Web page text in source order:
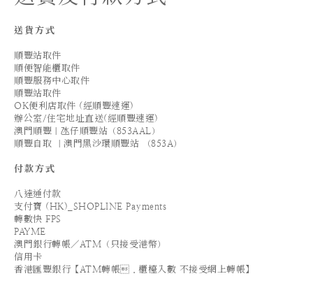
送貨方式
順豐站取件
順便智能櫃取件
順豐服務中心取件
順豐站取件
OK便利店取件 (經順豐速運)
辦公室/住宅地址直送(經順豐速運)
澳門順豐｜氹仔順豐站（853AAL）
順豐自取 ｜澳門黑沙環順豐站 （853A）
付款方式
八達通付款
支付寶 (HK)_SHOPLINE Payments
轉數快 FPS
PAYME
澳門銀行轉帳／ATM（只接受港幣）
信用卡
香港匯豐銀行【ATM轉帳．櫃檯入數 不接受網上轉帳】